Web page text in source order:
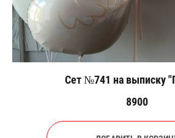
Сет №741 на выписку
8900